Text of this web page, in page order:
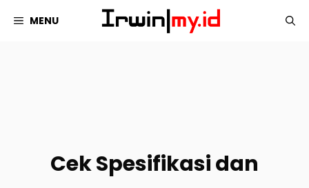
MENU
Cek Spesifikasi dan